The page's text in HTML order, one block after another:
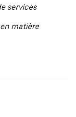
services
matière